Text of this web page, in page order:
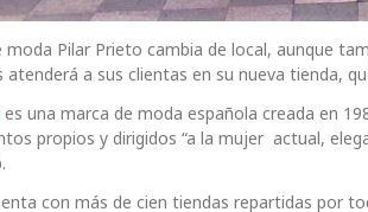
moda Pilar Prieto cambia de local, aunque
atenderá a sus clientas en su nueva tienda,
es una marca de moda española creada en
propios y dirigidos “a la mujer actual,
con más de cien tiendas repartidas por